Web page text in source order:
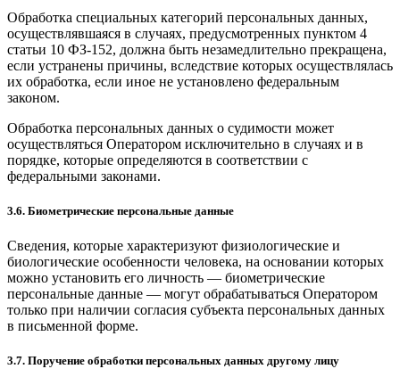
Обработка специальных категорий персональных данных,
осуществлявшаяся в случаях, предусмотренных пунктом 4
статьи 10 ФЗ-152, должна быть незамедлительно прекращена,
если устранены причины, вследствие которых осуществлялась
их обработка, если иное не установлено федеральным
законом.
Обработка персональных данных о судимости может
осуществляться Оператором исключительно в случаях и в
порядке, которые определяются в соответствии с
федеральными законами.
3.6. Биометрические персональные данные
Сведения, которые характеризуют физиологические и
биологические особенности человека, на основании которых
можно установить его личность — биометрические
персональные данные — могут обрабатываться Оператором
только при наличии согласия субъекта персональных данных
в письменной форме.
3.7. Поручение обработки персональных данных другому лицу